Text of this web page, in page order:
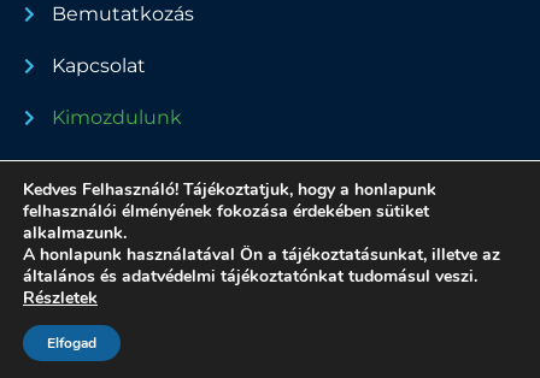
Bemutatkozás
Kapcsolat
Kimozdulunk
Dokumentumok
Minden jog fenntartva - 2022
Kedves Felhasználó! Tájékoztatjuk, hogy a honlapunk
felhasználói élményének fokozása érdekében sütiket
alkalmazunk.
A honlapunk használatával Ön a tájékoztatásunkat, illetve az
általános és adatvédelmi tájékoztatónkat tudomásul veszi.
Részletek
Elfogad